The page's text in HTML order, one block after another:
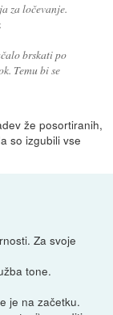
za ločevanje.
brskati po
Temu bi se
že posortiranih,
so izgubili vse
Za svoje
tone.
je na začetku.